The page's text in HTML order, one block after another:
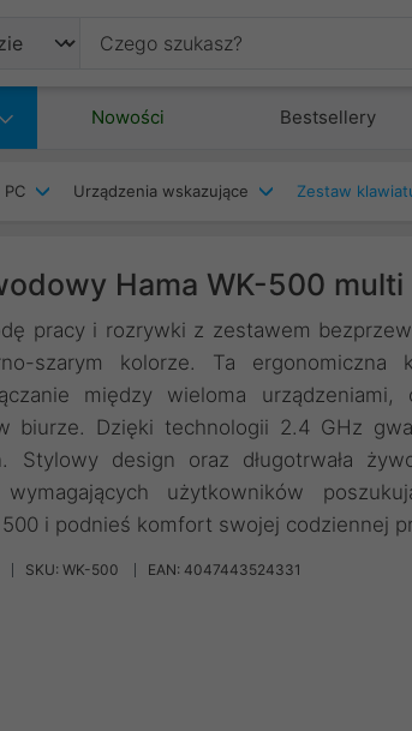
Nowości Bestsellery
Urządzenia wskazujące Zestaw
Hama WK-500
pracy i rozrywki z zestawem
szarym kolorze. Ta ergonomiczna
między wieloma
biurze. Dzięki technologii 2.4 GHz
Stylowy design oraz długotrwała
użytkowników
i podnieś komfort swojej codziennej
SKU: WK-500 EAN: 4047443524331